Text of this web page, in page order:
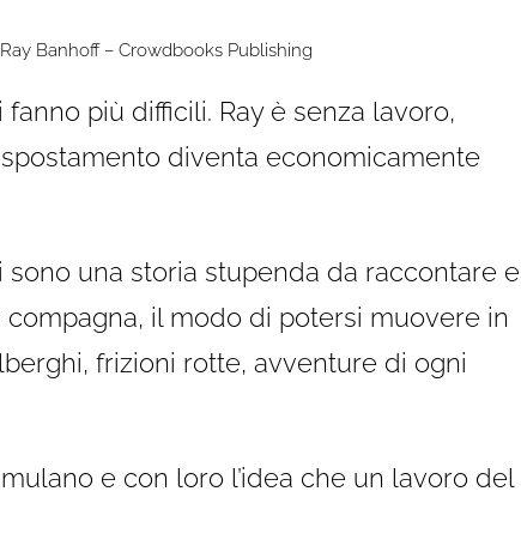
Banhoff – Crowdbooks Publishing
fanno più difficili. Ray è senza lavoro,
diventa economicamente
sono una storia stupenda da raccontare e
il modo di potersi muovere in
frizioni rotte, avventure di ogni
e con loro l’idea che un lavoro del